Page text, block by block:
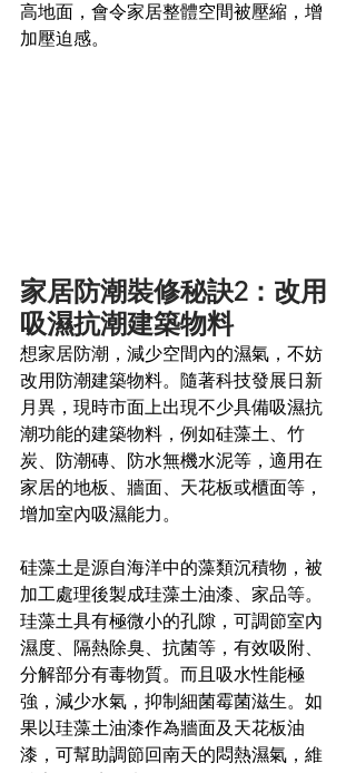
高地面，會令家居整體空間被壓縮，增
加壓迫感。
家居防潮裝修秘訣2：改用
吸濕抗潮建築物料
想家居防潮，減少空間內的濕氣，不妨
改用防潮建築物料。隨著科技發展日新
月異，現時市面上出現不少具備吸濕抗
潮功能的建築物料，例如硅藻土、竹
炭、防潮磚、防水無機水泥等，適用在
家居的地板、牆面、天花板或櫃面等，
增加室內吸濕能力。
硅藻土是源自海洋中的藻類沉積物，被
加工處理後製成珪藻土油漆、家品等。
珪藻土具有極微小的孔隙，可調節室內
濕度、隔熱除臭、抗菌等，有效吸附、
分解部分有毒物質。而且吸水性能極
強，減少水氣，抑制細菌霉菌滋生。如
果以珪藻土油漆作為牆面及天花板油
漆，可幫助調節回南天的悶熱濕氣，維